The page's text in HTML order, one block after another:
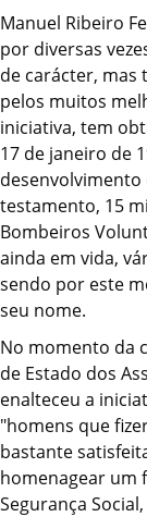
Manuel Ribeiro
por diversas
de carácter,
pelos muitos
iniciativa, tem
17 de janeiro de
testamento, 15
Bombeiros
ainda em vida,
sendo por este
seu nome.
No momento da
de Estado dos
enalteceu a
"homens que
bastante
homenagear um
Segurança